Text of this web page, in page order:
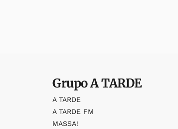
GrupoA TARDE
A TARDE
A TARDE FM
MASSA!